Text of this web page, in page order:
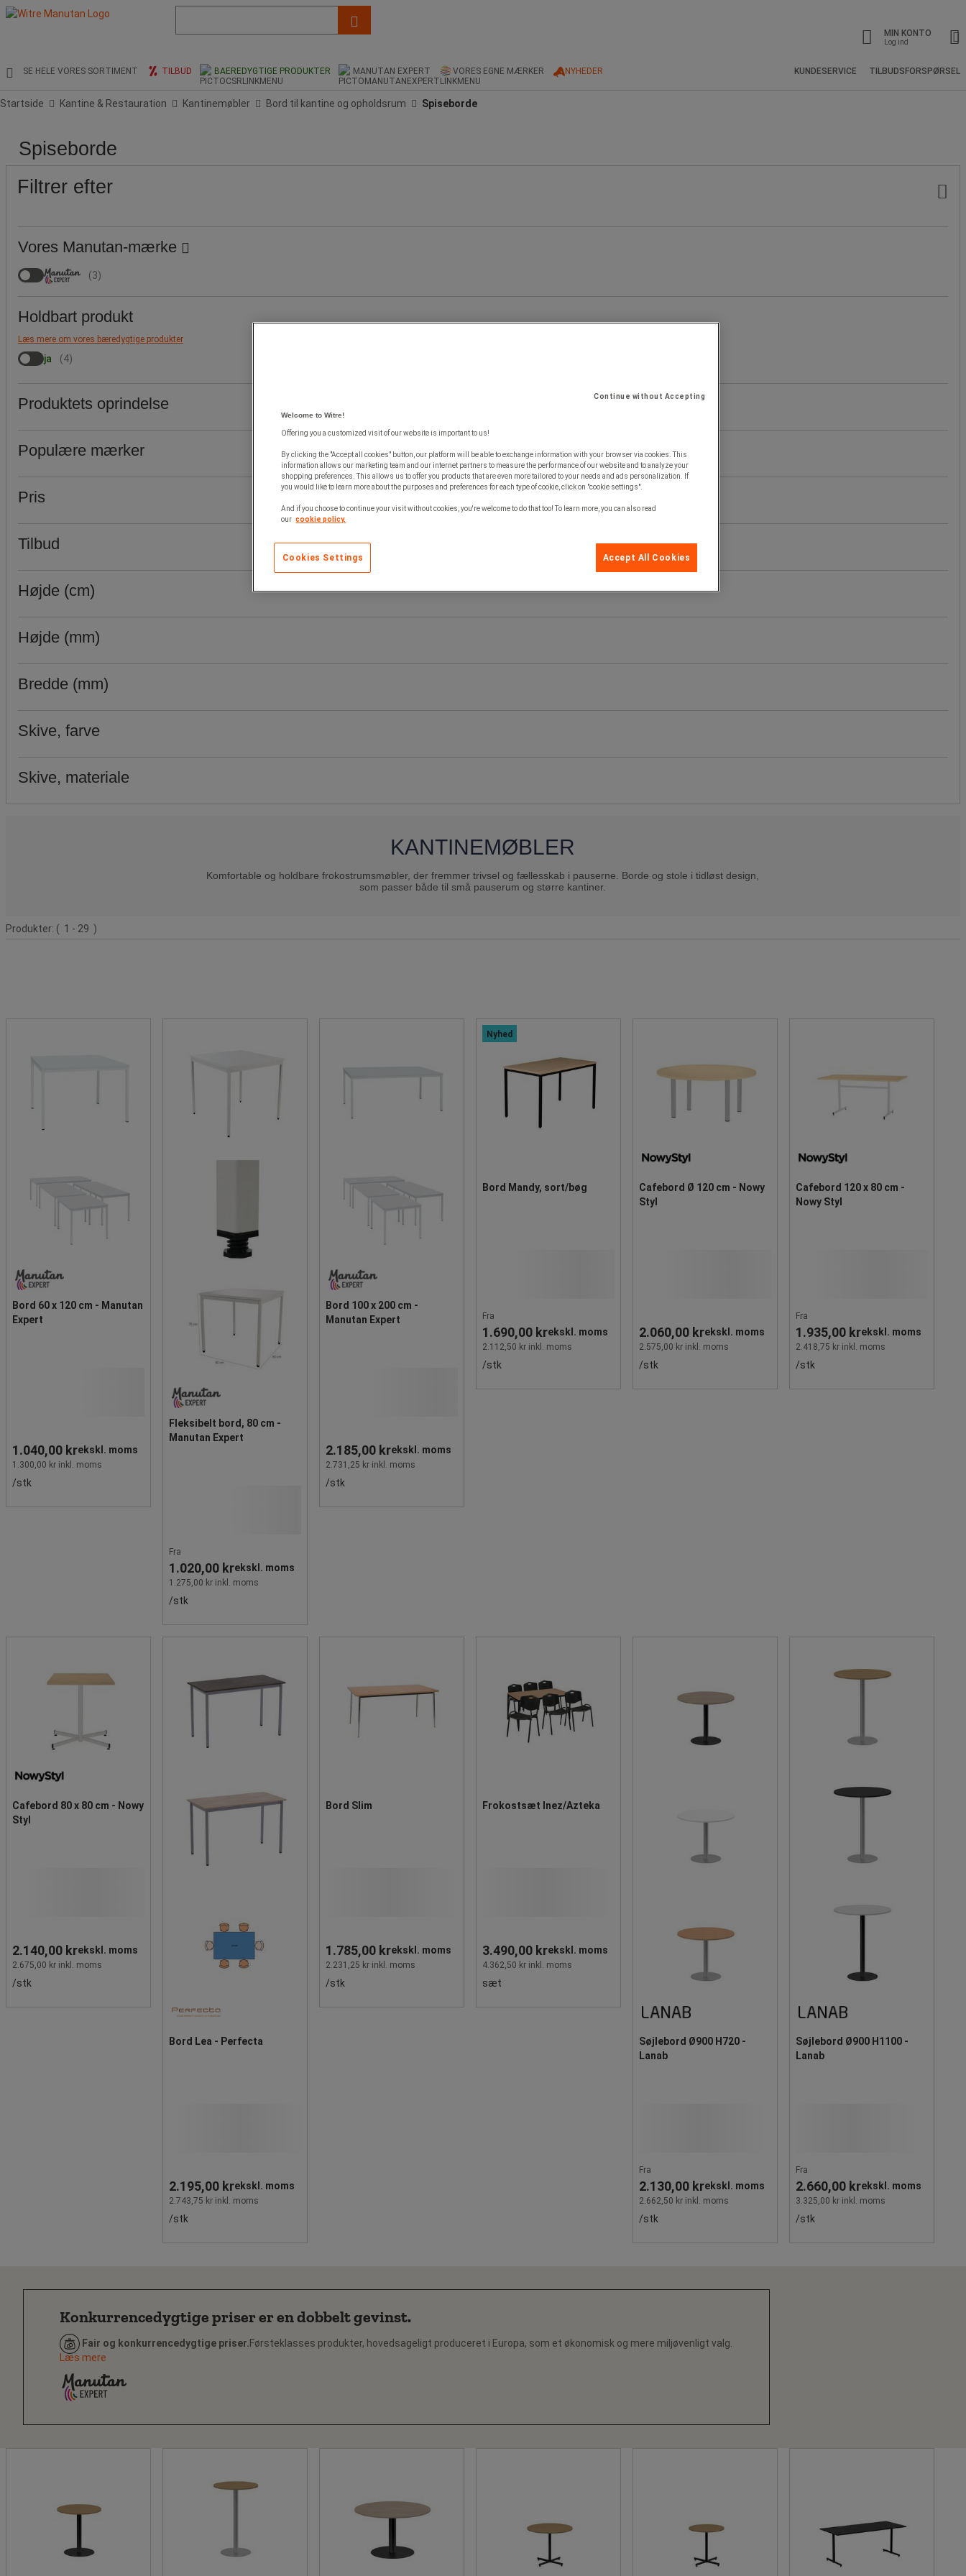
og
søgehistorik
MIN KONTO
Log ind
SE HELE VORES SORTIMENT TILBUD BAEREDYGTIGE PRODUKTER MANUTAN EXPERT VORES EGNE MÆRKER NYHEDER KUNDESERVICE TILBUDSFORSPØRSEL
Startside Kantine & Restauration Kantinemøbler Bord til kantine og opholdsrum Spiseborde
Spiseborde
Filtrer efter
Vores Manutan-mærke
(3)
Holdbart produkt
Læs mere om vores bæredygtige produkter
ja (4)
Produktets
oprindelse
Produktets oprindelse
Populære
mærker
Populære mærker
Pris
Pris
Tilbud
Tilbud
Højde
(cm)
Højde (cm)
Højde
(mm)
Højde (mm)
Bredde
(mm)
Bredde (mm)
Skive,
farve
Skive, farve
Skive,
materiale
Skive, materiale
KANTINEMØBLER
Komfortable og holdbare frokostrumsmøbler, der fremmer trivsel og fællesskab i pauserne. Borde og stole i tidløst design,
som passer både til små pauserum og større kantiner.
Produkter: ( 1 - 29 )
Bord 60 x 120 cm - Manutan
Expert
1.040,00 krekskl. moms
1.300,00 kr inkl. moms
/stk
Fleksibelt bord, 80 cm -
Manutan Expert
Fra
1.020,00 krekskl. moms
1.275,00 kr inkl. moms
/stk
Bord 100 x 200 cm -
Manutan Expert
2.185,00 krekskl. moms
2.731,25 kr inkl. moms
/stk
Nyhed
Bord Mandy, sort/bøg
Fra
1.690,00 krekskl. moms
2.112,50 kr inkl. moms
/stk
Cafebord Ø 120 cm - Nowy
Styl
2.060,00 krekskl. moms
2.575,00 kr inkl. moms
/stk
Cafebord 120 x 80 cm -
Nowy Styl
Fra
1.935,00 krekskl. moms
2.418,75 kr inkl. moms
/stk
Cafebord 80 x 80 cm - Nowy
Styl
2.140,00 krekskl. moms
2.675,00 kr inkl. moms
/stk
Bord Lea - Perfecta
2.195,00 krekskl. moms
2.743,75 kr inkl. moms
/stk
Bord Slim
1.785,00 krekskl. moms
2.231,25 kr inkl. moms
/stk
Frokostsæt Inez/Azteka
3.490,00 krekskl. moms
4.362,50 kr inkl. moms
sæt
Søjlebord Ø900 H720 -
Lanab
Fra
2.130,00 krekskl. moms
2.662,50 kr inkl. moms
/stk
Søjlebord Ø900 H1100 -
Lanab
Fra
2.660,00 krekskl. moms
3.325,00 kr inkl. moms
/stk
Konkurrencedygtige priser er en dobbelt gevinst.
Fair og konkurrencedygtige priser.Førsteklasses produkter, hovedsageligt produceret i Europa, som et økonomisk og mere miljøvenligt valg.
Læs mere
Continue without Accepting
Welcome to Witre!
Offering you a customized visit of our website is important to us!
By clicking the "Accept all cookies" button, our platform will be able to exchange information with your browser via cookies. This
information allows our marketing team and our internet partners to measure the performance of our website and to analyze your
shopping preferences. This allows us to offer you products that are even more tailored to your needs and ads personalization. If
you would like to learn more about the purposes and preferences for each type of cookie, click on "cookie settings".
And if you choose to continue your visit without cookies, you're welcome to do that too! To learn more, you can also read
our cookie policy.
Accept All Cookies
Cookies Settings